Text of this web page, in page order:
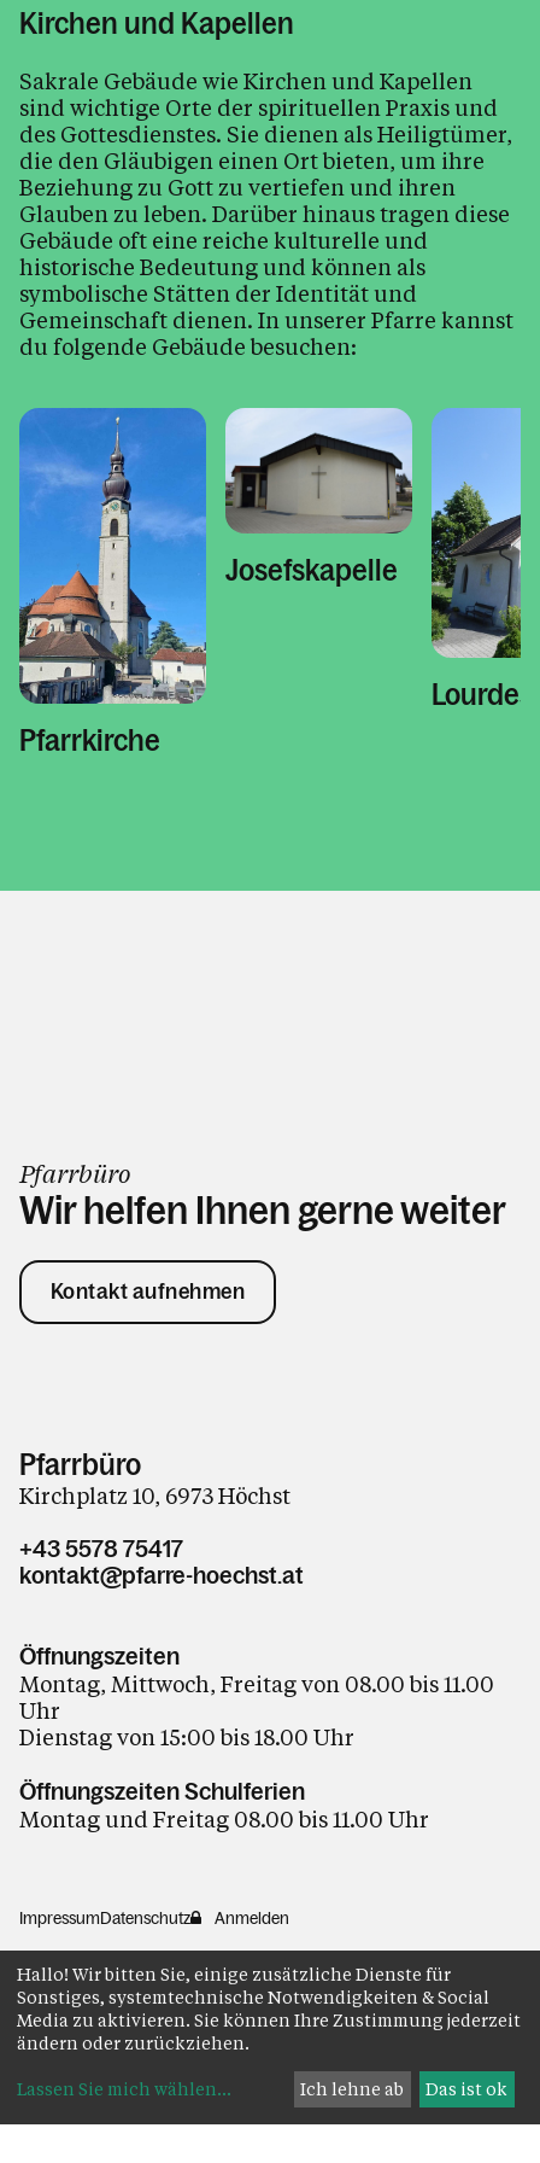
Pfarrcafe
Schritte zum Wiedereintritt
Sternsingeraktion
Tod, Beerdigung & Trauer
Zivildienst in der Pfarre
Kalender
Personen
Kontakt
Kirchen und Kapellen
Sakrale Gebäude wie Kirchen und Kapellen
sind wichtige Orte der spirituellen Praxis und
des Gottesdienstes. Sie dienen als Heiligtümer,
die den Gläubigen einen Ort bieten, um ihre
Beziehung zu Gott zu vertiefen und ihren
Glauben zu leben. Darüber hinaus tragen diese
Gebäude oft eine reiche kulturelle und
historische Bedeutung und können als
symbolische Stätten der Identität und
Gemeinschaft dienen. In unserer Pfarre kannst
du folgende Gebäude besuchen:
Pfarrkirche
Josefskapelle
Pfarrbüro
Wir helfen Ihnen gerne weiter
Kontakt aufnehmen
Pfarrbüro
Kirchplatz 10, 6973 Höchst
+43 5578 75417
kontakt@pfarre-hoechst.at
Öffnungszeiten
Montag, Mittwoch, Freitag von 08.00 bis 11.00
Uhr
Dienstag von 15:00 bis 18.00 Uhr
Öffnungszeiten Schulferien
Montag und Freitag 08.00 bis 11.00 Uhr
ImpressumDatenschutz Anmelden
Hallo! Wir bitten Sie, einige zusätzliche Dienste für
Sonstiges, systemtechnische Notwendigkeiten & Social
Media zu aktivieren. Sie können Ihre Zustimmung jederzeit
ändern oder zurückziehen.
Lassen Sie mich wählen... Ich lehne ab Das ist ok